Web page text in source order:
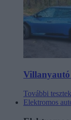
További tesztek
Elektromos